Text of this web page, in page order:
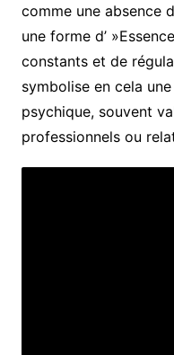
comme une absence
une forme d’
constants et de
symbolise en cela
psychique, souvent
professionnels ou